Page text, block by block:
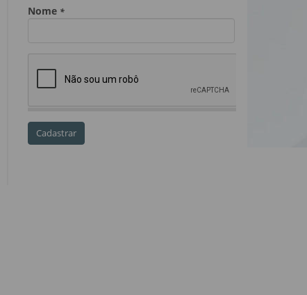
Dia dos Professores
golpe do precatório
golpes a credores